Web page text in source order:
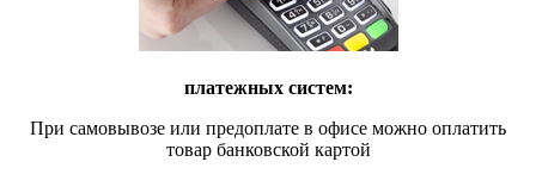
платежных систем:
При самовывозе или предоплате в офисе можно оплатить
товар банковской картой